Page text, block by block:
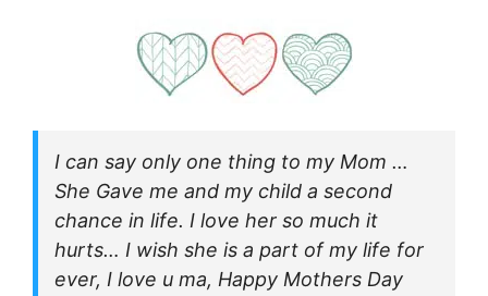
I can say only one thing to my Mom …
She Gave me and my child a second
chance in life. I love her so much it
hurts… I wish she is a part of my life for
ever, I love u ma, Happy Mothers Day